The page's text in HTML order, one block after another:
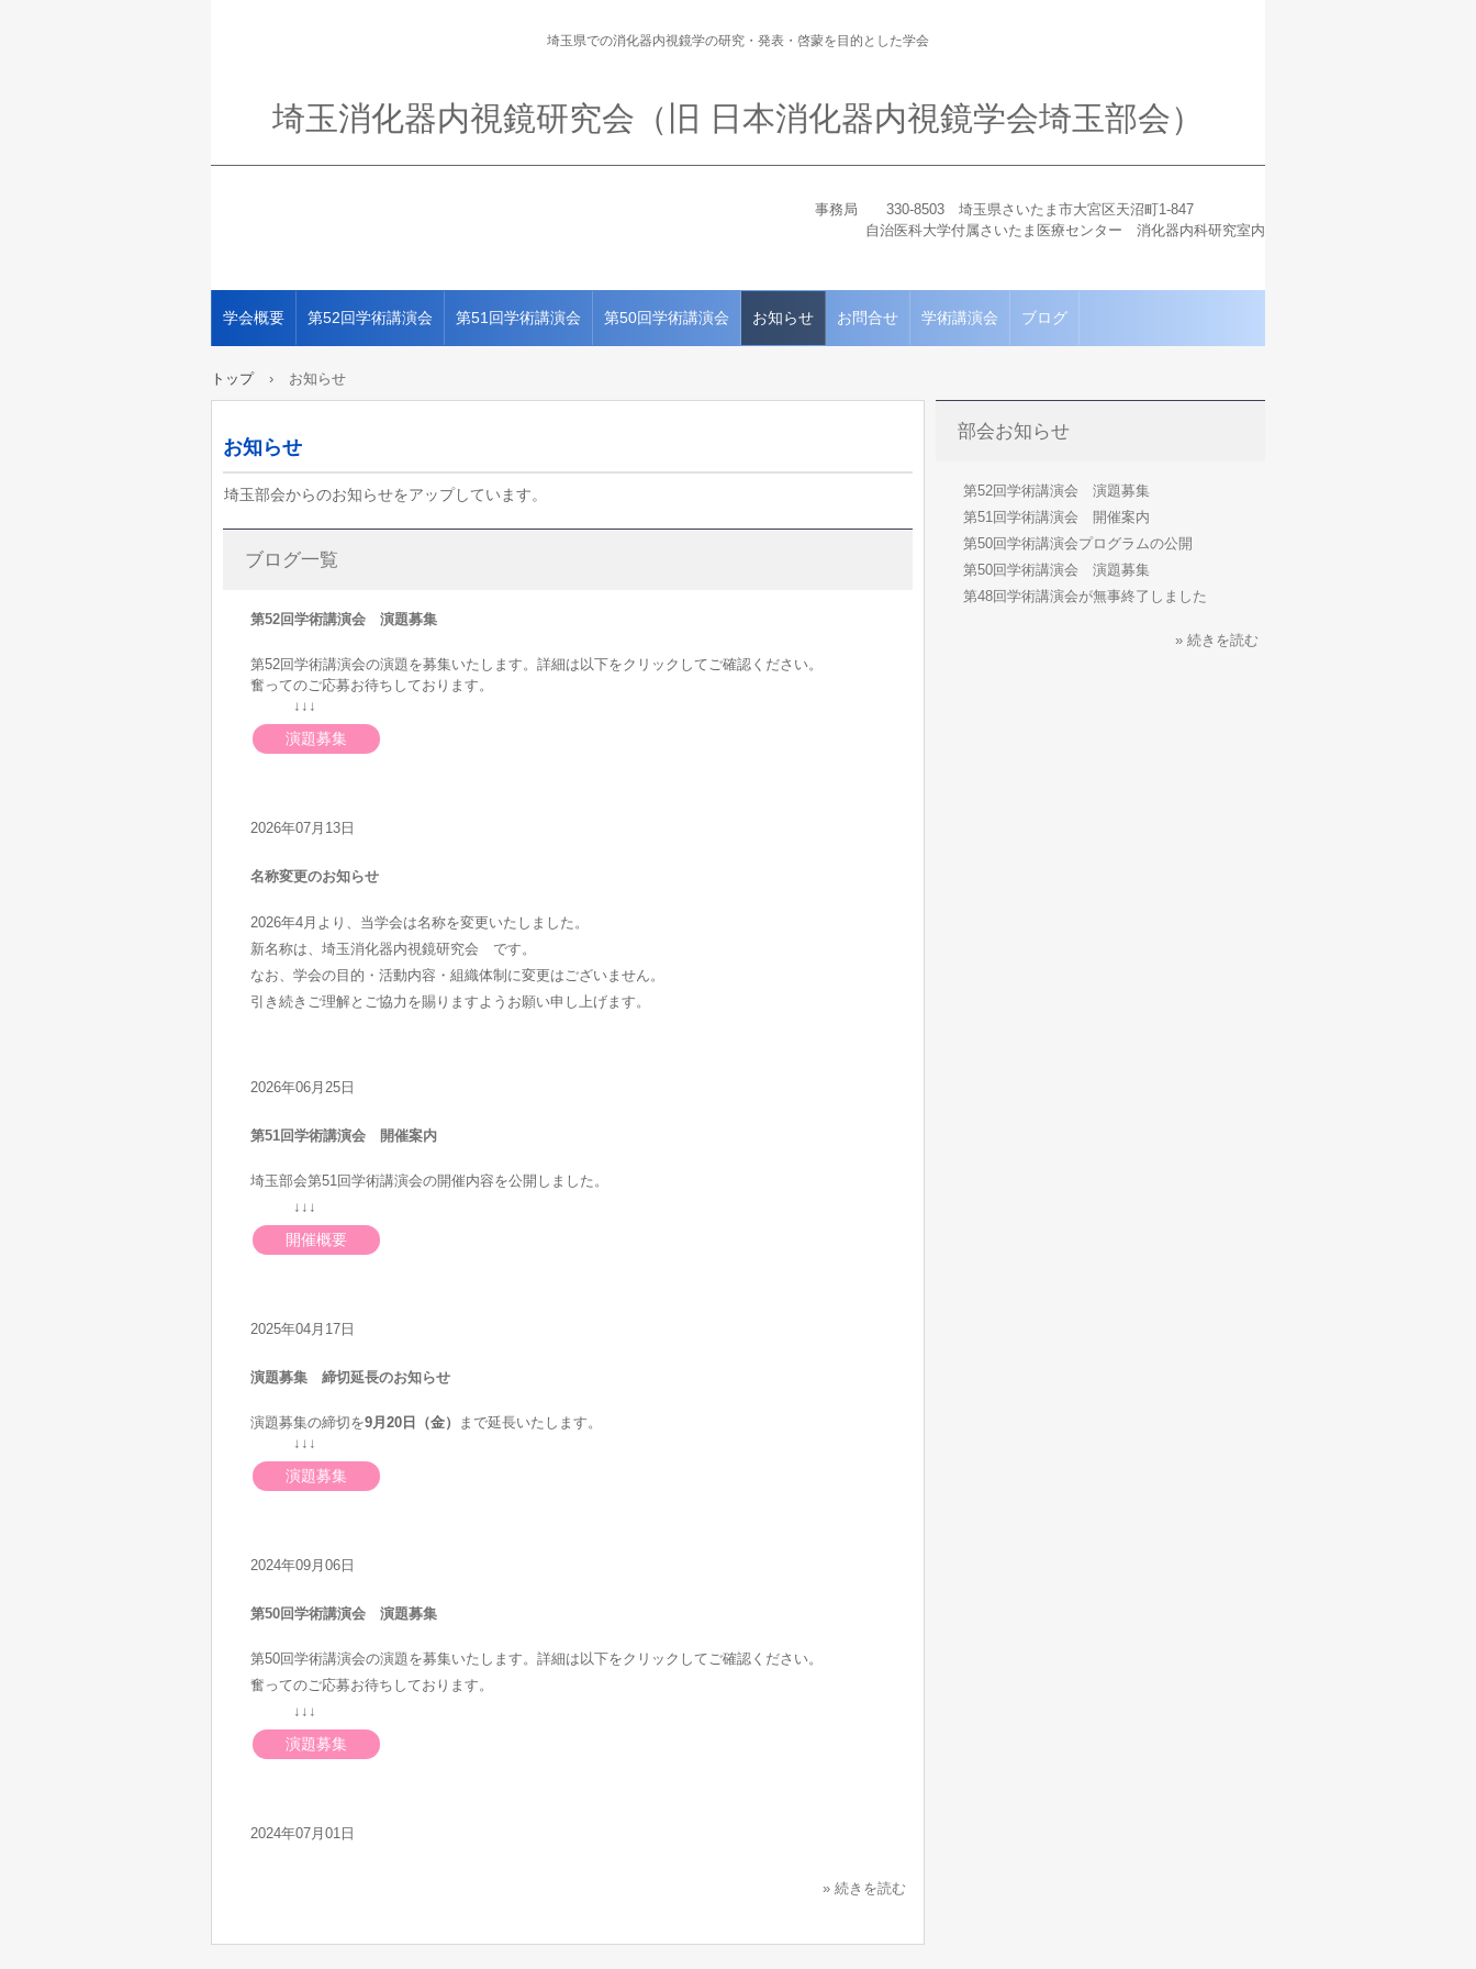
埼玉消化器内視鏡研究会（旧 日本消化器内視鏡学会埼玉部会）
埼玉県での消化器内視鏡学の研究・発表・啓蒙を目的とした学会
事務局 330-8503 埼玉県さいたま市大宮区天沼町1-847
自治医科大学付属さいたま医療センター 消化器内科研究室内
学会概要 第52回学術講演会 第51回学術講演会 第50回学術講演会 お知らせ お問合せ 学術講演会 ブログ
トップ › お知らせ
お知らせ
埼玉部会からのお知らせをアップしています。
ブログ一覧
第52回学術講演会 演題募集
第52回学術講演会の演題を募集いたします。詳細は以下をクリックしてご確認ください。
奮ってのご応募お待ちしております。
↓↓↓
演題募集
2026年07月13日
名称変更のお知らせ
2026年4月より、当学会は名称を変更いたしました。
新名称は、埼玉消化器内視鏡研究会 です。
なお、学会の目的・活動内容・組織体制に変更はございません。
引き続きご理解とご協力を賜りますようお願い申し上げます。
2026年06月25日
第51回学術講演会 開催案内
埼玉部会第51回学術講演会の開催内容を公開しました。
↓↓↓
開催概要
2025年04月17日
演題募集 締切延長のお知らせ
演題募集の締切を9月20日（金）
まで延長いたします。
↓↓↓
演題募集
2024年09月06日
第50回学術講演会 演題募集
第50回学術講演会の演題を募集いたします。詳細は以下をクリックしてご確認ください。
奮ってのご応募お待ちしております。
↓↓↓
演題募集
2024年07月01日
» 続きを読む
部会お知らせ
第52回学術講演会 演題募集
第51回学術講演会 開催案内
第50回学術講演会プログラムの公開
第50回学術講演会 演題募集
第48回学術講演会が無事終了しました
» 続きを読む